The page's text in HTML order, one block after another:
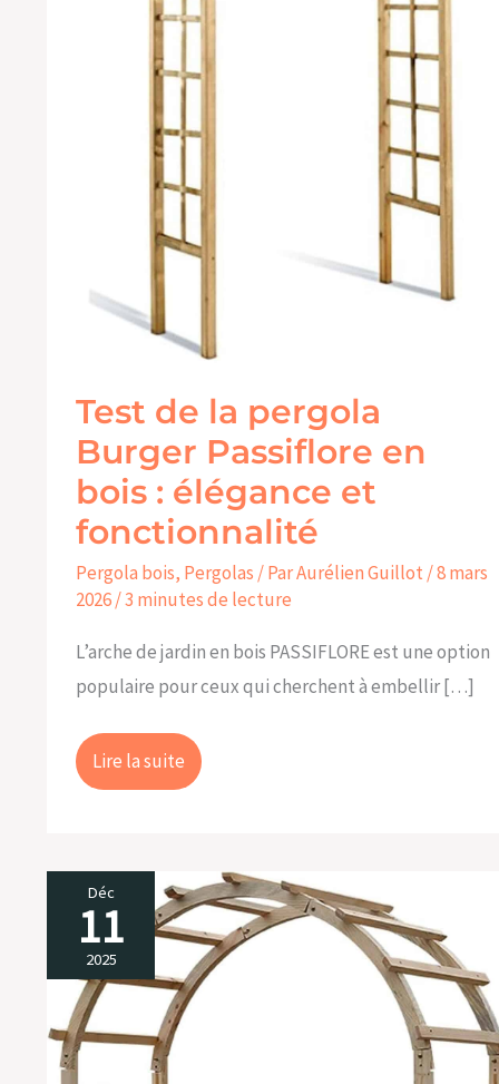
Test de la pergola
Burger Passiflore en
bois : élégance et
fonctionnalité
Pergola bois, Pergolas / ParAurélien Guillot /8 mars
2026/3 minutes de lecture
L’arche de jardin en bois PASSIFLORE est une option
populaire pour ceux qui cherchent à embellir […]
fonctionnalité
Lire la suite
Déc
11
2025
Avis
sur
l’arche
à
roses